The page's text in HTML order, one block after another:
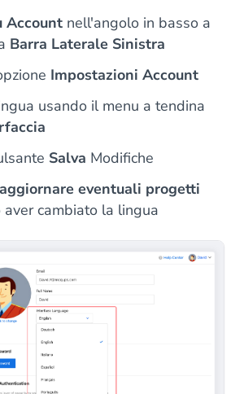
Account nell'angolo in basso a
Barra Laterale Sinistra
Impostazioni Account
usando il menu a tendina
Salva Modifiche
aggiornare eventuali progetti
aver cambiato la lingua